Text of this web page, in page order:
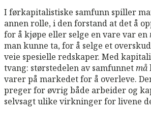
I førkapitalistiske samfunn spiller
annen rolle, i den forstand at det å
for å kjøpe eller selge en vare var en
man kunne ta, for å selge et
veie spesielle redskaper. Med
tvang: størstedelen av samfunnetmå
varer på markedet for å overleve.
preger for øvrig både arbeider og
selvsagt ulike virkninger for livene